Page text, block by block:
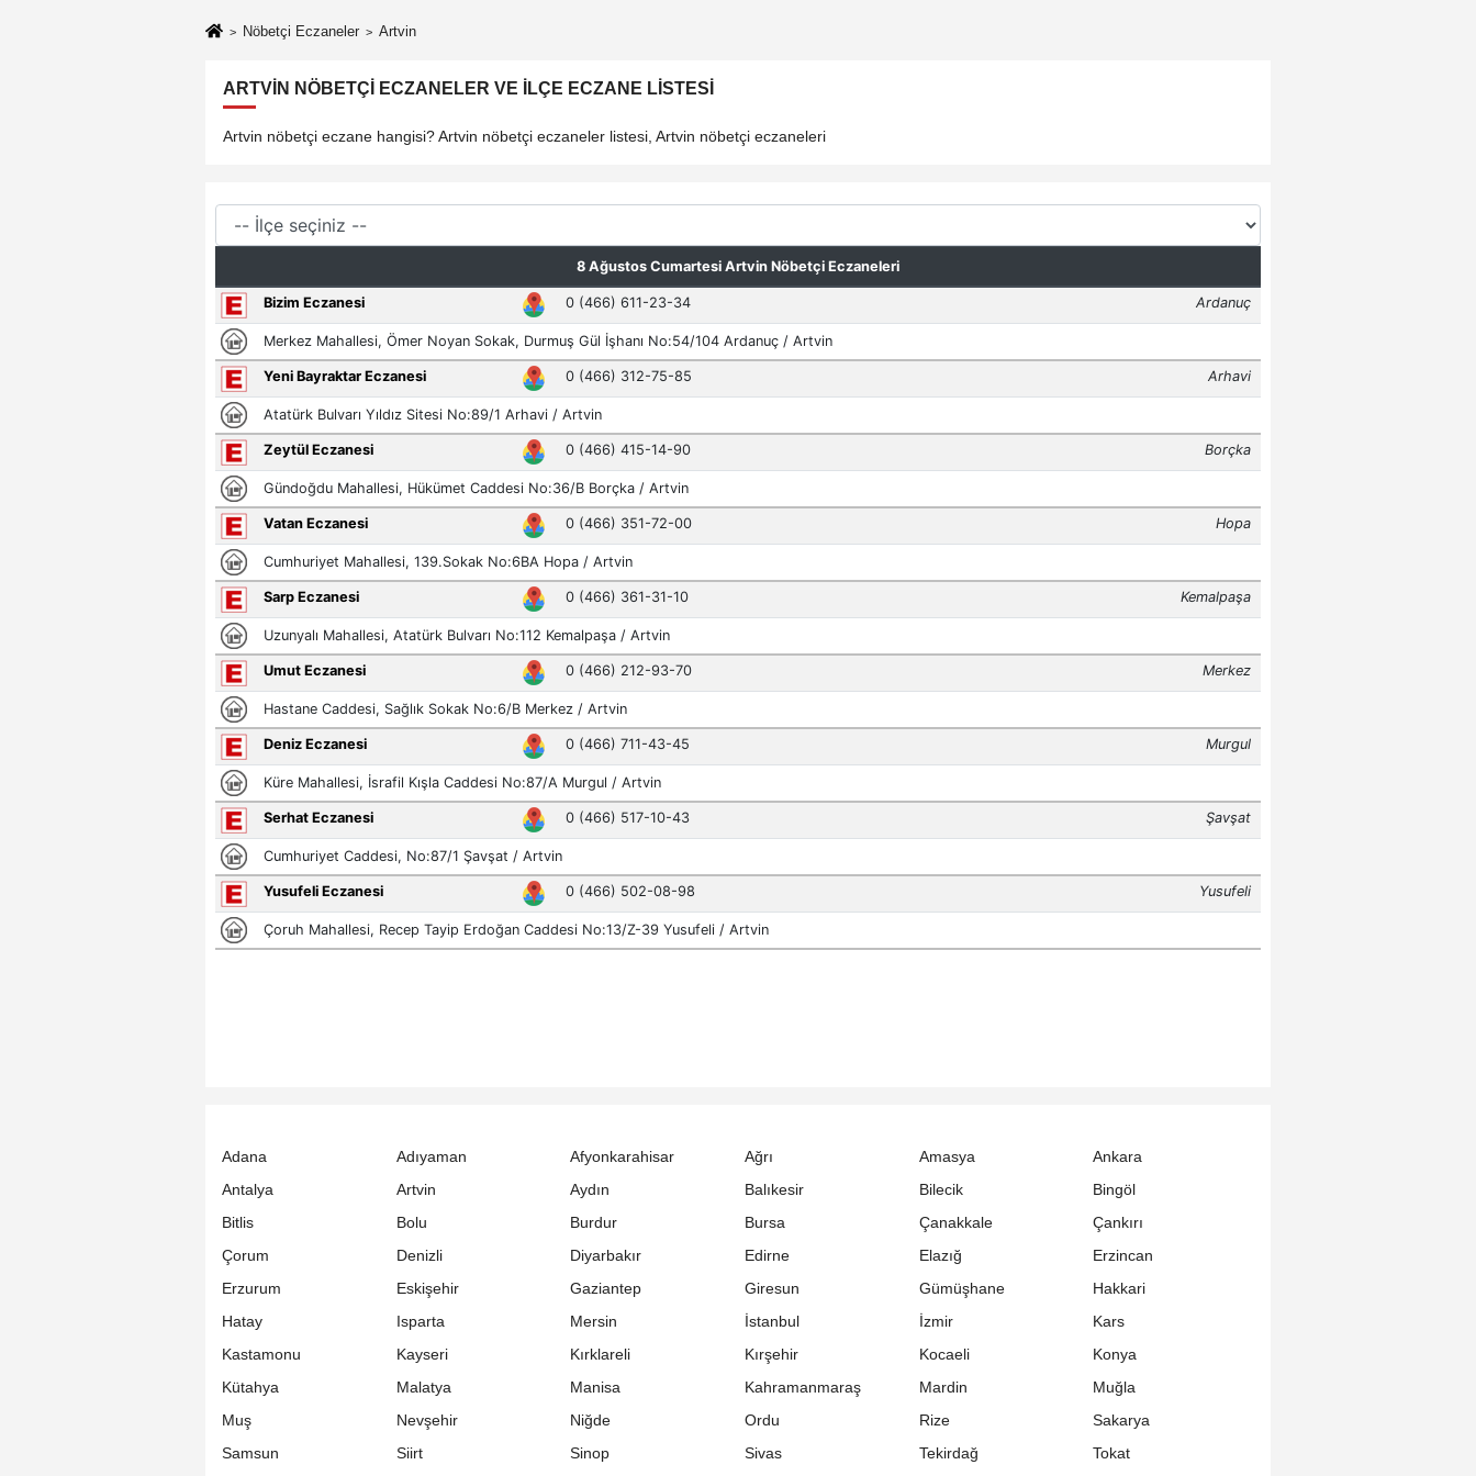
Nöbetçi Eczaneler Artvin
ARTVIN NÖBETÇI ECZANELER VE İLÇE ECZANE LISTESI
Artvin nöbetçi eczane hangisi? Artvin nöbetçi eczaneler listesi, Artvin nöbetçi eczaneleri
Adana Adıyaman Afyonkarahisar Ağrı Amasya
Ankara
Antalya
Artvin Aydın Balıkesir Bilecik
Bingöl
Bitlis
Bolu Burdur Bursa Çanakkale
Çankırı
Çorum
Denizli Diyarbakır Edirne Elazığ
Erzincan
Erzurum
Eskişehir Gaziantep Giresun Gümüşhane
Hakkari
Hatay
Isparta Mersin İstanbul İzmir
Kars
Kastamonu
Kayseri Kırklareli Kırşehir Kocaeli
Konya
Kütahya
Malatya Manisa Kahramanmaraş Mardin
Muğla
Muş
Nevşehir Niğde Ordu Rize
Sakarya
Samsun
Siirt Sinop Sivas Tekirdağ Tokat